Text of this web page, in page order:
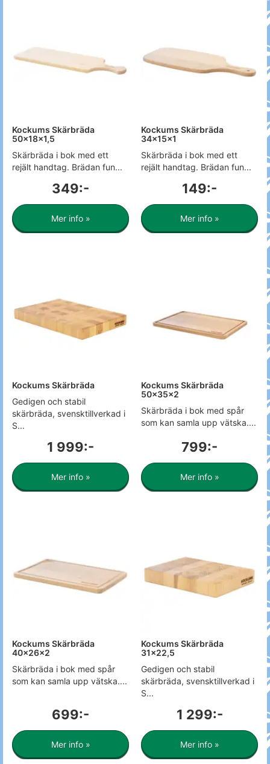
Kockums Skärbräda
50x18x1,5
Skärbräda i bok med ett
rejält handtag. Brädan fun...
349:-
Mer info »
Kockums Skärbräda
34x15x1
Skärbräda i bok med ett
rejält handtag. Brädan fun...
149:-
Mer info »
Kockums Skärbräda
Gedigen och stabil
skärbräda, svensktillverkad i
S...
1 999:-
Mer info »
Kockums Skärbräda
50x35x2
Skärbräda i bok med spår
som kan samla upp vätska....
799:-
Mer info »
Kockums Skärbräda
40x26x2
Skärbräda i bok med spår
som kan samla upp vätska....
699:-
Mer info »
Kockums Skärbräda
31x22,5
Gedigen och stabil
skärbräda, svensktillverkad i
S...
1 299:-
Mer info »